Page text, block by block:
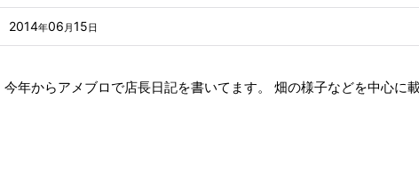
2014年06 月15日
今年からアメブロで店長日記を書いてます。 畑の様子などを中心に